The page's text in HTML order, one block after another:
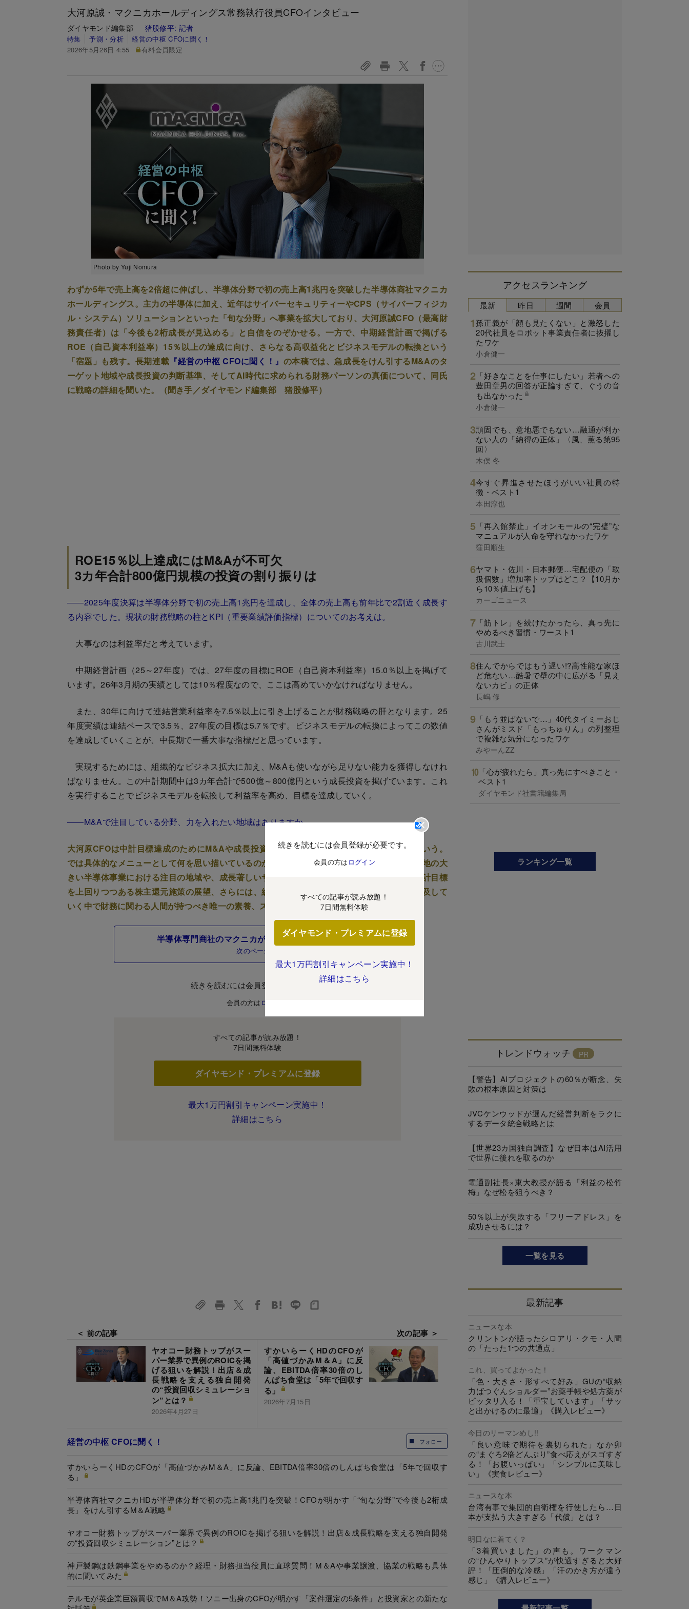
大河原誠・マクニカホールディングス常務執行役員CFOインタビュー
ダイヤモンド編集部 猪股修平: 記者
特集 予測・分析
経営の中枢 CFOに聞く！
2026年5月26日 4:55
有料会員限定
Photo by Yuji Nomura
わずか5年で売上高を2倍超に伸ばし、半導体分野で初の売上高1兆円を突破した半導体商社マクニカ
ホールディングス。主力の半導体に加え、近年はサイバーセキュリティーやCPS（サイバーフィジカ
ル・システム）ソリューションといった「旬な分野」へ事業を拡大しており、大河原誠CFO（最高財
務責任者）は「今後も2桁成長が見込める」と自信をのぞかせる。一方で、中期経営計画で掲げる
ROE（自己資本利益率）15％以上の達成に向け、さらなる高収益化とビジネスモデルの転換という
「宿題」も残す。長期連載 『経営の中枢 CFOに聞く！』 の本稿では、急成長をけん引するM&Aのタ
ーゲット地域や成長投資の判断基準、そしてAI時代に求められる財務パーソンの真価について、同氏
に戦略の詳細を聞いた。（聞き手／ダイヤモンド編集部 猪股修平）
ROE15％以上達成にはM&Aが不可欠
3カ年合計800億円規模の投資の割り振りは
――2025年度決算は半導体分野で初の売上高1兆円を達成し、全体の売上高も前年比で2割近く成長す
る内容でした。現状の財務戦略の柱とKPI（重要業績評価指標）についてのお考えは。
大事なのは利益率だと考えています。
中期経営計画（25～27年度）では、27年度の目標にROE（自己資本利益率）15.0％以上を掲げて
います。26年3月期の実績としては10％程度なので、ここは高めていかなければなりません。
また、30年に向けて連結営業利益率を7.5％以上に引き上げることが財務戦略の肝となります。25
年度実績は連結ベースで3.5％、27年度の目標は5.7％です。ビジネスモデルの転換によってこの数値
を達成していくことが、中長期で一番大事な指標だと思っています。
実現するためには、組織的なビジネス拡大に加え、M&Aも使いながら足りない能力を獲得しなけれ
ばなりません。この中計期間中は3カ年合計で500億～800億円という成長投資を掲げています。これ
を実行することでビジネスモデルを転換して利益率を高め、目標を達成していく。
――M&Aで注目している分野、力を入れたい地域はありますか。
大河原CFOは中計目標達成のためにM&Aや成長投資によるビジネスモデルの転換が肝要だという。
では具体的なメニューとして何を思い描いているのか。次ページではパートナー企業を探す余地の大
きい半導体事業における注目の地域や、成長著しいサイバーセキュリティー事業の方向性、中計目標
を上回りつつある株主還元施策の展望、さらには、総合商社と専門商社の財務の違い、AIが普及して
いく中で財務に関わる人間が持つべき唯一の素養、スキルについても明かしてもらった。
半導体専門商社のマクニカが今後注目する地域とは？
次のページ
続きを読むには会員登録が必要です。
会員の方は ログイン
すべての記事が読み放題！
7日間無料体験
ダイヤモンド・プレミアムに登録
最大1万円割引キャンペーン実施中！
詳細はこちら
続きを読むには会員登録が必要です。
会員の方は ログイン
すべての記事が読み放題！
7日間無料体験
ダイヤモンド・プレミアムに登録
最大1万円割引キャンペーン実施中！
詳細はこちら
＜ 前の記事
ヤオコー財務トップがスー
パー業界で異例のROICを掲
げる狙いを解説！出店＆成
長戦略を支える独自開発
の“投資回収シミュレーショ
ン”とは？
2026年4月27日
次の記事 ＞
すかいらーくHDのCFOが
「高値づかみM＆A」に反
論、EBITDA倍率30倍のし
んぱち食堂は「5年で回収す
る」
2026年7月15日
フォロー
経営の中枢 CFOに聞く！
すかいらーくHDのCFOが「高値づかみM＆A」に反論、EBITDA倍率30倍のしんぱち食堂は「5年で回収す
る」
半導体商社マクニカHDが半導体分野で初の売上高1兆円を突破！CFOが明かす「“旬な分野”で今後も2桁成
長」をけん引するM＆A戦略
ヤオコー財務トップがスーパー業界で異例のROICを掲げる狙いを解説！出店＆成長戦略を支える独自開発
の“投資回収シミュレーション”とは？
神戸製鋼は鉄鋼事業をやめるのか？経理・財務担当役員に直球質問！M＆Aや事業譲渡、協業の戦略も具体
的に聞いてみた
テルモが英企業巨額買収でM＆A攻勢！ソニー出身のCFOが明かす「案件選定の5条件」と投資家との新たな
アクセスランキング
最新
孫正義が「顔も見たくない」と激怒した
20代社員をロボット事業責任者に抜擢し
たワケ
小倉健一
「好きなことを仕事にしたい」若者への
豊田章男の回答が正論すぎて、ぐうの音
も出なかった
小倉健一
頑固でも、意地悪でもない…融通が利か
ない人の「納得の正体」〈風、薫る第95
回〉
木俣 冬
今すぐ昇進させたほうがいい社員の特
徴・ベスト1
本田淳也
「再入館禁止」イオンモールの“完璧”な
マニュアルが人命を守れなかったワケ
窪田順生
ヤマト・佐川・日本郵便…宅配便の「取
扱個数」増加率トップはどこ？【10月か
ら10％値上げも】
カーゴニュース
「筋トレ」を続けたかったら、真っ先に
やめるべき習慣・ワースト1
古川武士
住んでからではもう遅い!?高性能な家ほ
ど危ない…酷暑で壁の中に広がる「見え
ないカビ」の正体
長嶋 修
「もう並ばないで…」40代タイミーおじ
さんがミスド「もっちゅりん」の列整理
で複雑な気分になったワケ
みやーんZZ
「心が疲れたら」真っ先にすべきこと・
ベスト1
ダイヤモンド社書籍編集局
昨日 週間 会員
ランキング一覧
トレンドウォッチ
【警告】AIプロジェクトの60％が断念、失
敗の根本原因と対策は
JVCケンウッドが選んだ経営判断をラクに
するデータ統合戦略とは
【世界23カ国独自調査】なぜ日本はAI活用
で世界に後れを取るのか
電通副社長×東大教授が語る「利益の松竹
梅」なぜ松を狙うべき？
50％以上が失敗する「フリーアドレス」を
成功させるには？
一覧を見る
最新記事
ニュースな本
クリントンが語ったシロアリ・クモ・人間
の「たった1つの共通点」
これ、買ってよかった！
「色・大きさ・形すべて好み」GUの“収納
力ばつぐんショルダー”お薬手帳や処方薬が
ピッタリ入る！「重宝しています」「サッ
と出かけるのに最適」《購入レビュー》
今日のリーマンめし!!
「良い意味で期待を裏切られた」なか卯
の“まぐろ2倍どんぶり”食べ応えがスゴすぎ
る！「お腹いっぱい」「シンプルに美味し
い」《実食レビュー》
ニュースな本
台湾有事で集団的自衛権を行使したら…日
本が支払う大きすぎる「代償」とは？
明日なに着てく？
「3着買いました」の声も。ワークマン
の“ひんやりトップス”が快適すぎると大好
評！「圧倒的な冷感」「汗のかき方が違う
感じ」《購入レビュー》